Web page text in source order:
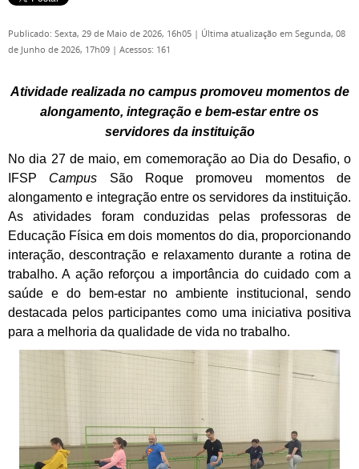
Publicado: Sexta, 29 de Maio de 2026, 16h05 | Última atualização em Segunda, 08
de Junho de 2026, 17h09 | Acessos: 161
Atividade realizada no campus promoveu momentos de
alongamento, integração e bem-estar entre os
servidores da instituição
No dia 27 de maio, em comemoração ao Dia do Desafio, o
IFSP Campus São Roque promoveu momentos de
alongamento e integração entre os servidores da instituição.
As atividades foram conduzidas pelas professoras de
Educação Física em dois momentos do dia, proporcionando
interação, descontração e relaxamento durante a rotina de
trabalho. A ação reforçou a importância do cuidado com a
saúde e do bem-estar no ambiente institucional, sendo
destacada pelos participantes como uma iniciativa positiva
para a melhoria da qualidade de vida no trabalho.